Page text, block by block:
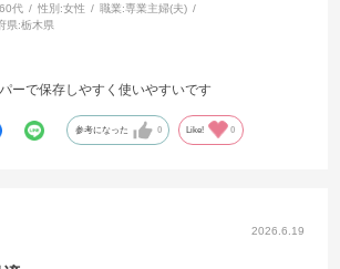
60代 性別:女性 職業:専業主婦(夫)
県:栃木県
ーで保存しやすく使いやすいです
参考になった 0 Like! 0
2026.6.19